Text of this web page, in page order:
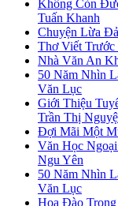
Không Còn
Tuấn Khanh
Chuyện Lừa
Thơ Viết
Nhà Văn An
50 Năm Nhìn
Văn Lục
Giới Thiệu
Trần Thị
Đợi Mãi Một
Văn Học
Ngu Yên
50 Năm Nhìn
Văn Lục
Hoa Đào